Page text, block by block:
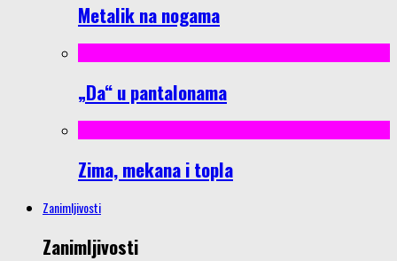
Metalik na nogama
„Da“ u pantalonama
Zima, mekana i topla
Zanimljivosti
Zanimljivosti